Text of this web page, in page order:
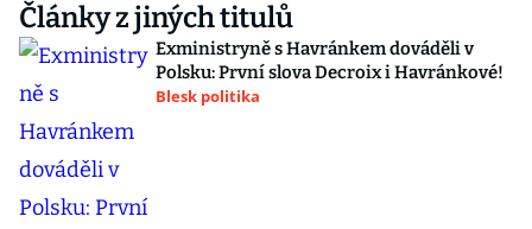
Články z jiných titulů
Exministryně s Havránkem dováděli v
Polsku: První slova Decroix i Havránkové!
Blesk politika